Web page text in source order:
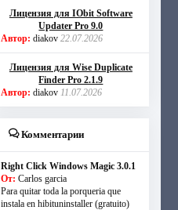
Лицензия для IObit Software
Updater Pro 9.0
Автор: diakov 22.07.2026
Лицензия для Wise Duplicate
Finder Pro 2.1.9
Автор: diakov 11.07.2026
Комментарии
Right Click Windows Magic 3.0.1
От: Carlos garcia
Para quitar toda la porqueria que
instala en hibituninstaller (gratuito)